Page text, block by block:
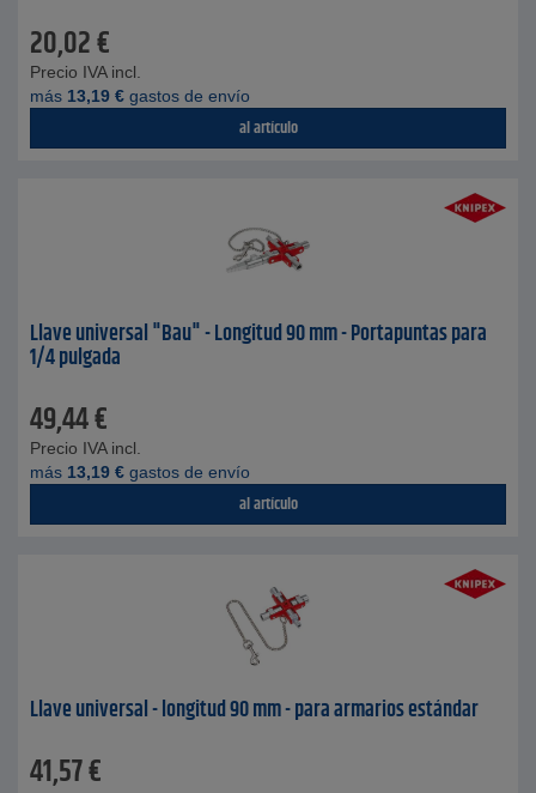
20,02€
Precio IVA incl.
más 13,19 € gastos de envío
al artículo
Llave universal "Bau" - Longitud 90 mm - Portapuntas para
1/4 pulgada
49,44€
Precio IVA incl.
más 13,19 € gastos de envío
al artículo
Llave universal - longitud 90 mm - para armarios estándar
41,57€